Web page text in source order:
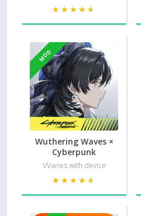
★★★★★
★★★★★
MOD
Wuthering Waves ×
Cyberpunk
VVaries with device
★★★★★
★★★★★